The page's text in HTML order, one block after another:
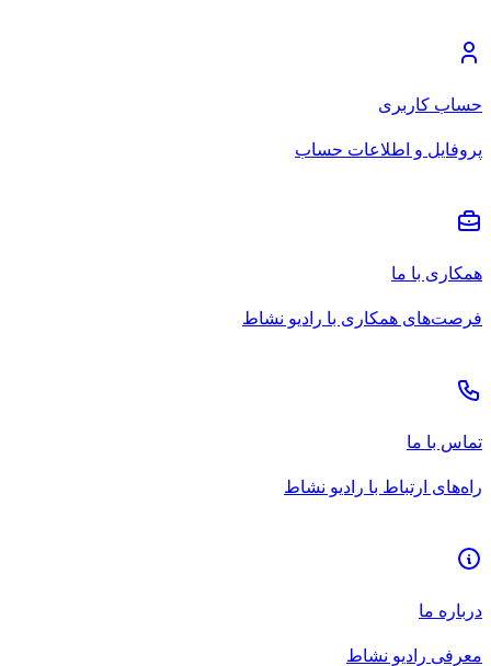
حساب کاربری
پروفایل و اطلاعات حساب
همکاری با ما
فرصت‌های همکاری با رادیو نشاط
تماس با ما
راه‌های ارتباط با رادیو نشاط
درباره ما
معرفی رادیو نشاط